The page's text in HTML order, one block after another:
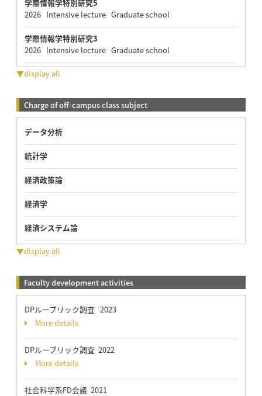
学際情報学特別研究5
2026 Intensive lecture Graduate school
学際情報学特別研究3
2026 Intensive lecture Graduate school
▼display all
Charge of off-campus class subject
データ分析
統計学
経済政策論
経済学
経済システム論
▼display all
Faculty development activities
DPルーブリック調査 2023
More details
DPルーブリック調査 2022
More details
社会科学系FD会議 2021